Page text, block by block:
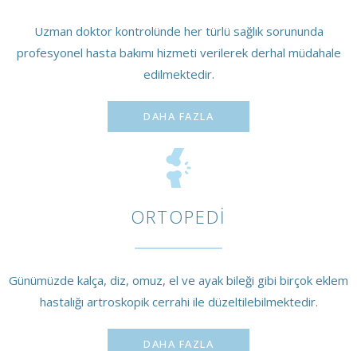
Uzman doktor kontrolünde her türlü sağlık sorununda
profesyonel hasta bakımı hizmeti verilerek derhal müdahale
edilmektedir.
DAHA FAZLA
ORTOPEDI
Günümüzde kalça, diz, omuz, el ve ayak bileği gibi birçok eklem
hastalığı artroskopik cerrahi ile düzeltilebilmektedir.
DAHA FAZLA